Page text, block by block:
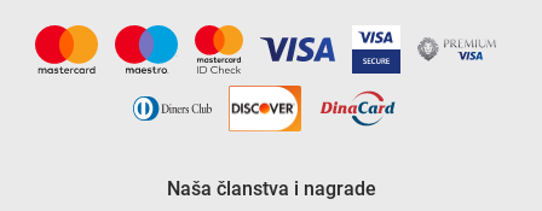
Naša članstva i nagrade